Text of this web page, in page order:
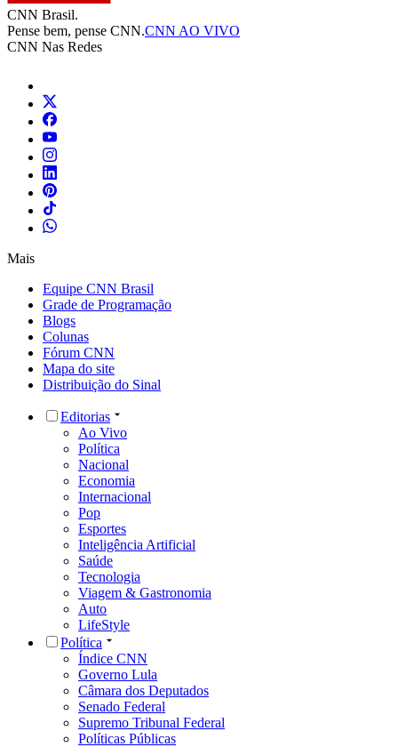
CNN Brasil.
Pense bem, pense CNN.CNN AO VIVO
CNN Nas Redes
Mais
Equipe CNN Brasil
Grade de Programação
Blogs
Colunas
Fórum CNN
Mapa do site
Distribuição do Sinal
Editorias
Ao Vivo
Política
Nacional
Economia
Internacional
Pop
Esportes
Inteligência Artificial
Saúde
Tecnologia
Viagem & Gastronomia
Auto
LifeStyle
Política
Índice CNN
Governo Lula
Câmara dos Deputados
Senado Federal
Supremo Tribunal Federal
Políticas Públicas